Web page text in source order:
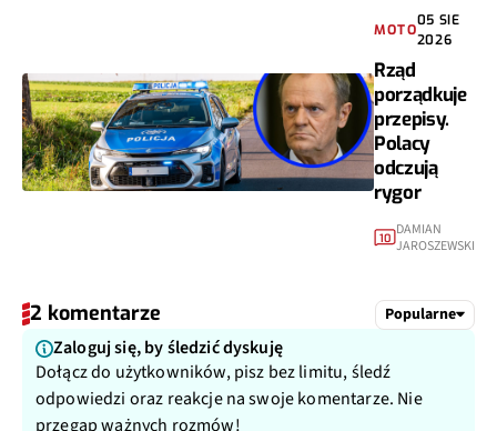
MOTO
05 SIE
2026
Rząd
porządkuje
przepisy.
Polacy
odczują
rygor
10 DAMIAN
JAROSZEWSKI
2 komentarze Popularne
Zaloguj się, by śledzić dyskuję
Dołącz do użytkowników, pisz bez limitu, śledź
odpowiedzi oraz reakcje na swoje komentarze. Nie
przegap ważnych rozmów!